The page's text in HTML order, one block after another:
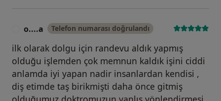
o....a Telefon numarası doğrulandı
ilk olarak dolgu için randevu aldık yapmış
olduğu işlemden çok memnun kaldık işini ciddi
anlamda iyi yapan nadir insanlardan kendisi ,
diş etimde taş birikmişti daha önce gitmiş